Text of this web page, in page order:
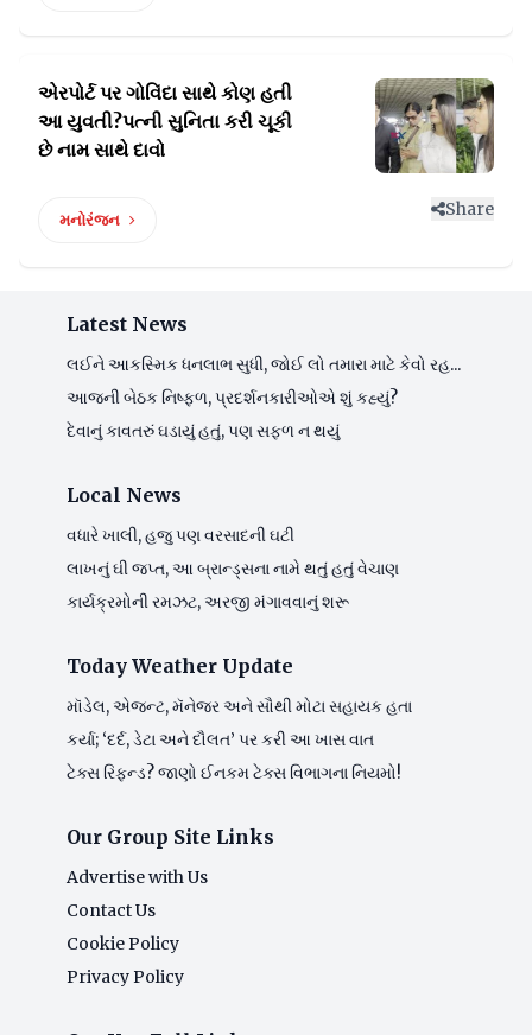
એરપોર્ટ પર ગોવિંદા સાથે કોણ હતી
આ યુવતી?પત્ની સુનિતા કરી ચૂકી
છે નામ સાથે દાવો
મનોરંજન
Share
Latest News
લઈને આકસ્મિક ધનલાભ સુધી, જોઈ લો તમારા માટે કેવો રહ...
આજની બેઠક નિષ્ફળ, પ્રદર્શનકારીઓએ શું કહ્યું?
દેવાનું કાવતરું ઘડાયું હતું, પણ સફળ ન થયું
Local News
વધારે ખાલી, હજુ પણ વરસાદની ઘટી
લાખનું ઘી જપ્ત, આ બ્રાન્ડ્સના નામે થતું હતું વેચાણ
કાર્યક્રમોની રમઝટ, અરજી મંગાવવાનું શરૂ
Today Weather Update
મૉડેલ, એજન્ટ, મૅનેજર અને સૌથી મોટા સહાયક હતા
કર્યા; ‘દર્દ, ડેટા અને દૌલત’ પર કરી આ ખાસ વાત
ટેક્સ રિફન્ડ? જાણો ઈનકમ ટેક્સ વિભાગના નિયમો!
Our Group Site Links
Advertise with Us
Contact Us
Cookie Policy
Privacy Policy